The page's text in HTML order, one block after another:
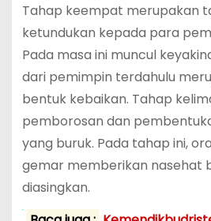
Tahap keempat merupakan
ketundukan kepada para
Pada masa ini muncul
dari pemimpin terdahulu
bentuk kebaikan. Tahap
pemborosan dan
yang buruk. Pada tahap ini,
gemar memberikan nasehat
diasingkan.